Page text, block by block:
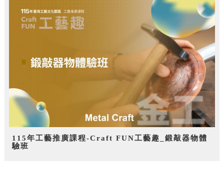
115年工藝推廣課程-Craft FUN工藝趣_鍛敲器物體
驗班